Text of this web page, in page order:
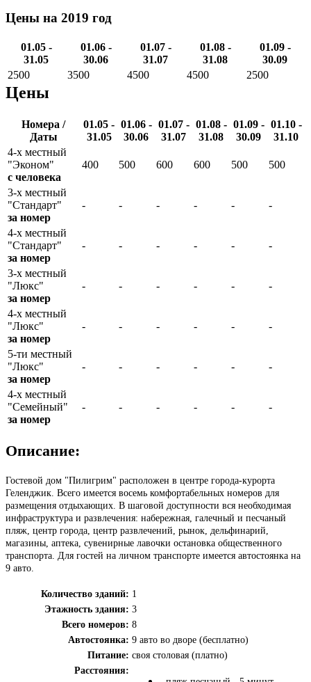
Цены на 2019 год
01.05 -
31.05
01.06 -
30.06
01.07 -
31.07
01.08 -
31.08
01.09 -
30.09
2500
3500 4500 4500 2500
Цены
Номера /
Даты
01.05 -
31.05
01.06 -
30.06
01.07 -
31.07
01.08 -
31.08
01.09 -
30.09
01.10 -
31.10
4-х местный
"Эконом"
с человека
400 500 600 600 500 500
3-х местный
"Стандарт"
за номер
- - - - - -
4-х местный
"Стандарт"
за номер
- - - - - -
3-х местный
"Люкс"
за номер
- - - - - -
4-х местный
"Люкс"
за номер
- - - - - -
5-ти местный
"Люкс"
за номер
- - - - - -
4-х местный
"Семейный"
за номер
- - - - - -
Описание:
Гостевой дом "Пилигрим" расположен в центре города-курорта
Геленджик. Всего имеется восемь комфортабельных номеров для
размещения отдыхающих. В шаговой доступности вся необходимая
инфраструктура и развлечения: набережная, галечный и песчаный
пляж, центр города, центр развлечений, рынок, дельфинарий,
магазины, аптека, сувенирные лавочки остановка общественного
транспорта. Для гостей на личном транспорте имеется автостоянка на
9 авто.
Количество зданий: 1
Этажность здания: 3
Всего номеров: 8
Автостоянка: 9 авто во дворе (бесплатно)
Питание: своя столовая (платно)
Расстояния: